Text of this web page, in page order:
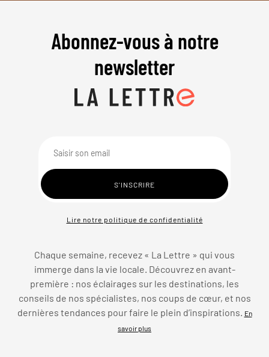
Abonnez-vous à notre
newsletter
Lire notre politique de confidentialité
Chaque semaine, recevez « La Lettre » qui vous
immerge dans la vie locale. Découvrez en avant-
première : nos éclairages sur les destinations, les
conseils de nos spécialistes, nos coups de cœur, et nos
dernières tendances pour faire le plein d’inspirations.
En
savoir plus